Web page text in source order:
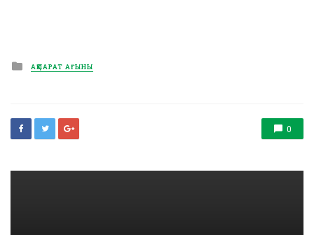
Posted
in
АҚПАРАТ АҒЫНЫ
0